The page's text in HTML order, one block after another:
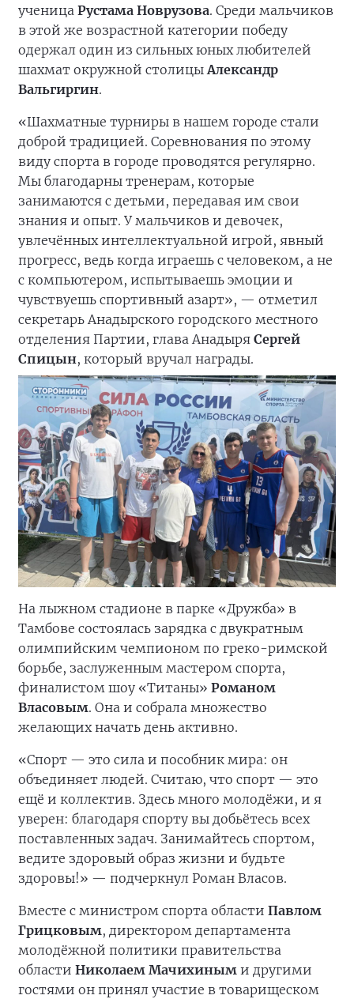
ученица Рустама Новрузова. Среди мальчиков
в этой же возрастной категории победу
одержал один из сильных юных любителей
шахмат окружной столицыАлександр
Вальгиргин.
«Шахматные турниры в нашем городе стали
доброй традицией. Соревнования по этому
виду спорта в городе проводятся регулярно.
Мы благодарны тренерам, которые
занимаются с детьми, передавая им свои
знания и опыт. У мальчиков и девочек,
увлечённых интеллектуальной игрой, явный
прогресс, ведь когда играешь с человеком, а не
с компьютером, испытываешь эмоции и
чувствуешь спортивный азарт», — отметил
секретарь Анадырского городского местного
отделения Партии, глава Анадыря Сергей
Спицын, который вручал награды.
На лыжном стадионе в парке «Дружба» в
Тамбове состоялась зарядка с двукратным
олимпийским чемпионом по греко-римской
борьбе, заслуженным мастером спорта,
финалистом шоу «Титаны» Романом
Власовым. Она и собрала множество
желающих начать день активно.
«Спорт — это сила и пособник мира: он
объединяет людей. Считаю, что спорт — это
ещё и коллектив. Здесь много молодёжи, и я
уверен: благодаря спорту вы добьётесь всех
поставленных задач. Занимайтесь спортом,
ведите здоровый образ жизни и будьте
здоровы!» — подчеркнул Роман Власов.
Вместе с министром спорта области Павлом
Грицковым, директором департамента
молодёжной политики правительства
области Николаем Мачихиным и другими
гостями он принял участие в товарищеском